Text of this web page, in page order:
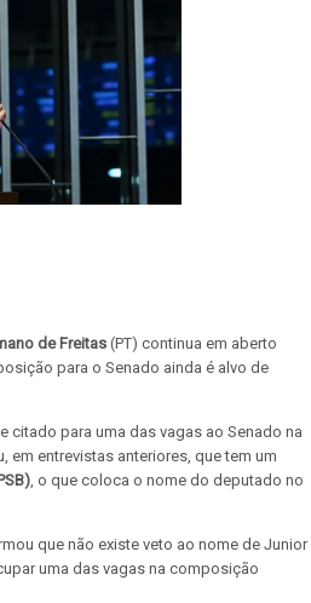
de Freitas (PT) continua em aberto
para o Senado ainda é alvo de
citado para uma das vagas ao Senado na
em entrevistas anteriores, que tem um
, o que coloca o nome do deputado no
que não existe veto ao nome de Junior
uma das vagas na composição